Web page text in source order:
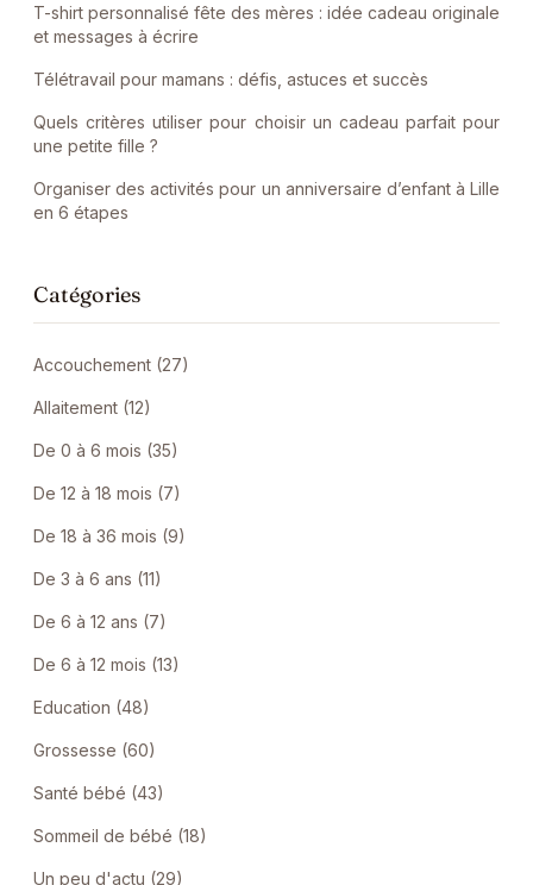
T-shirt personnalisé fête des mères : idée cadeau originale
et messages à écrire
Télétravail pour mamans : défis, astuces et succès
Quels critères utiliser pour choisir un cadeau parfait pour
une petite fille ?
Organiser des activités pour un anniversaire d’enfant à Lille
en 6 étapes
Catégories
Accouchement (27)
Allaitement (12)
De 0 à 6 mois (35)
De 12 à 18 mois (7)
De 18 à 36 mois (9)
De 3 à 6 ans (11)
De 6 à 12 ans (7)
De 6 à 12 mois (13)
Education (48)
Grossesse (60)
Santé bébé (43)
Sommeil de bébé (18)
Un peu d'actu (29)